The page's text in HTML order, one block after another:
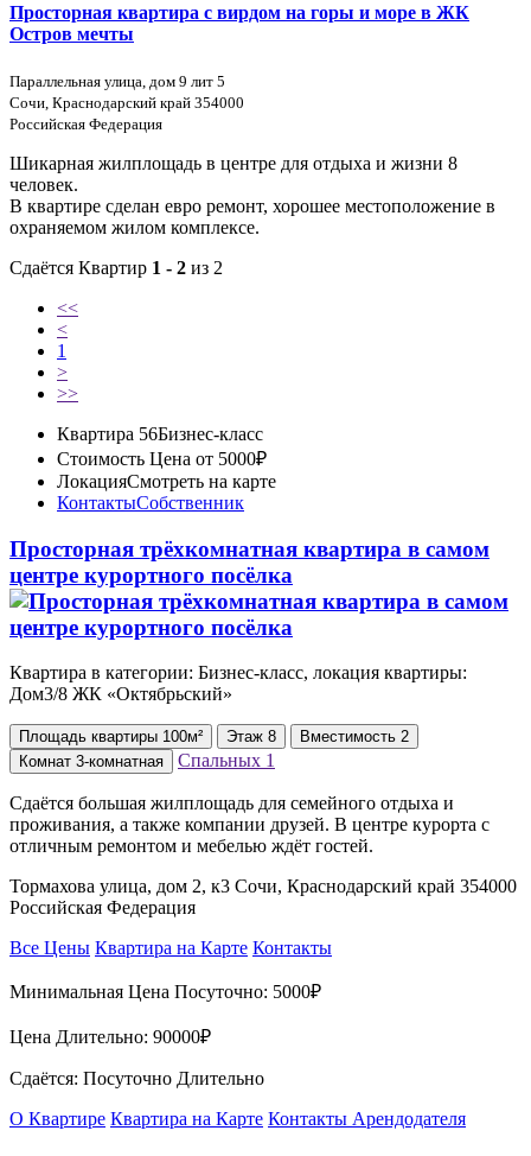
Просторная квартира с вирдом на горы и море в ЖК
Остров мечты
Параллельная улица, дом 9 лит 5
Сочи, Краснодарский край 354000
Российская Федерация
Шикарная жилплощадь в центре для отдыха и жизни 8
человек.
В квартире сделан евро ремонт, хорошее местоположение в
охраняемом жилом комплексе.
Сдаётся Квартир 1 - 2 из 2
<<
<
1
>
>>
Квартира 56Бизнес-класс
Стоимость Цена от 5000₽
ЛокацияСмотреть на карте
КонтактыСобственник
Просторная трёхкомнатная квартира в самом
центре курортного посёлка
Квартира в категории: Бизнес-класс, локация квартиры:
Дом3/8 ЖК «Октябрьский»
Площадь квартиры 100м² Этаж 8 Вместимость 2
Комнат 3-комнатная Спальных 1
Сдаётся большая жилплощадь для семейного отдыха и
проживания, а также компании друзей. В центре курорта с
отличным ремонтом и мебелью ждёт гостей.
Тормахова улица, дом 2, к3 Сочи, Краснодарский край 354000
Российская Федерация
Все Цены Квартира на Карте Контакты
Минимальная Цена Посуточно: 5000₽
Цена Длительно: 90000₽
Сдаётся: Посуточно Длительно
О Квартире Квартира на Карте Контакты Арендодателя